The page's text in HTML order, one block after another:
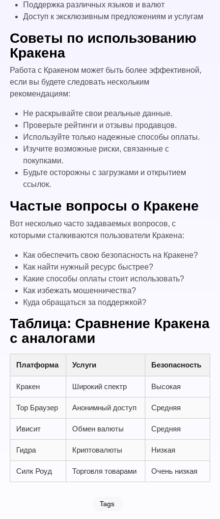
Поддержка различных языков и валют
Доступ к эксклюзивным предложениям и услугам
Советы по использованию
Кракена
Работа с Кракеном может быть более эффективной,
если вы будете следовать нескольким
рекомендациям:
Не раскрывайте свои реальные данные.
Проверьте рейтинги и отзывы продавцов.
Используйте только надежные способы оплаты.
Изучите возможные риски, связанные с
покупками.
Будьте осторожны с загрузками и открытием
ссылок.
Частые вопросы о Кракене
Вот несколько часто задаваемых вопросов, с
которыми сталкиваются пользователи Кракена:
Как обеспечить свою безопасность на Кракене?
Как найти нужный ресурс быстрее?
Какие способы оплаты стоит использовать?
Как избежать мошенничества?
Куда обращаться за поддержкой?
Таблица: Сравнение Кракена
с аналогами
Платформа Услуги Безопасность
Кракен Широкий спектр Высокая
Тор Браузер Анонимный доступ Средняя
Ивисит Обмен валюты Средняя
Гидра Криптовалюты Низкая
Силк Роуд Торговля товарами Очень низкая
Tags